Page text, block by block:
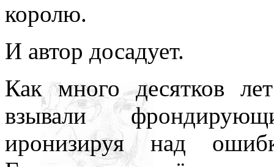
королю.
И автор досадует.
Как много десятков
взывали
иронизируя над